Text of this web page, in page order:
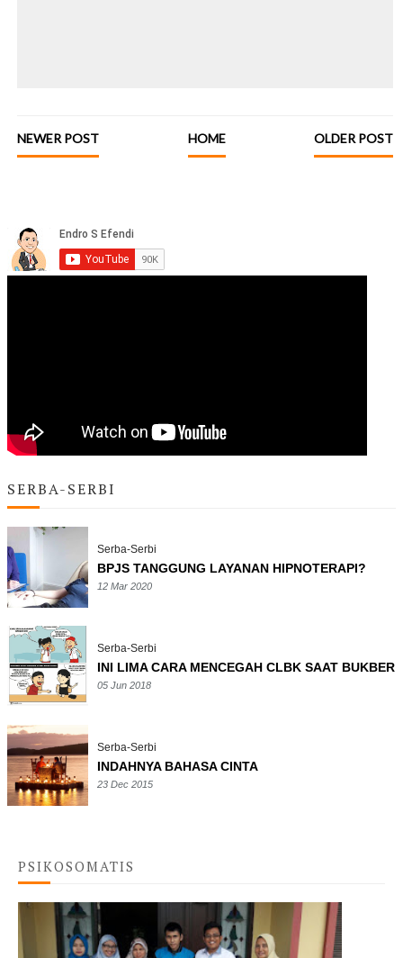
NEWER POST OLDER POST
HOME
SERBA-SERBI
Serba-Serbi
BPJS TANGGUNG LAYANAN HIPNOTERAPI?
12 Mar 2020
Serba-Serbi
INI LIMA CARA MENCEGAH CLBK SAAT BUKBER
05 Jun 2018
Serba-Serbi
INDAHNYA BAHASA CINTA
23 Dec 2015
PSIKOSOMATIS